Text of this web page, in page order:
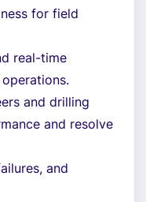
for field
real-time
and drilling
and resolve
and